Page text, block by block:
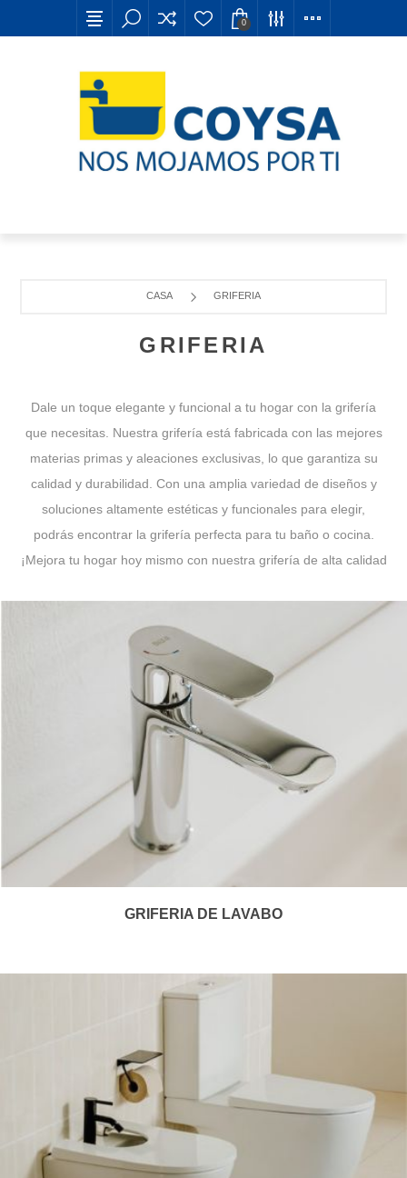
0
CASA GRIFERIA
GRIFERIA
Dale un toque elegante y funcional a tu hogar con la grifería
que necesitas. Nuestra grifería está fabricada con las mejores
materias primas y aleaciones exclusivas, lo que garantiza su
calidad y durabilidad. Con una amplia variedad de diseños y
soluciones altamente estéticas y funcionales para elegir,
podrás encontrar la grifería perfecta para tu baño o cocina.
¡Mejora tu hogar hoy mismo con nuestra grifería de alta calidad
GRIFERIA DE LAVABO